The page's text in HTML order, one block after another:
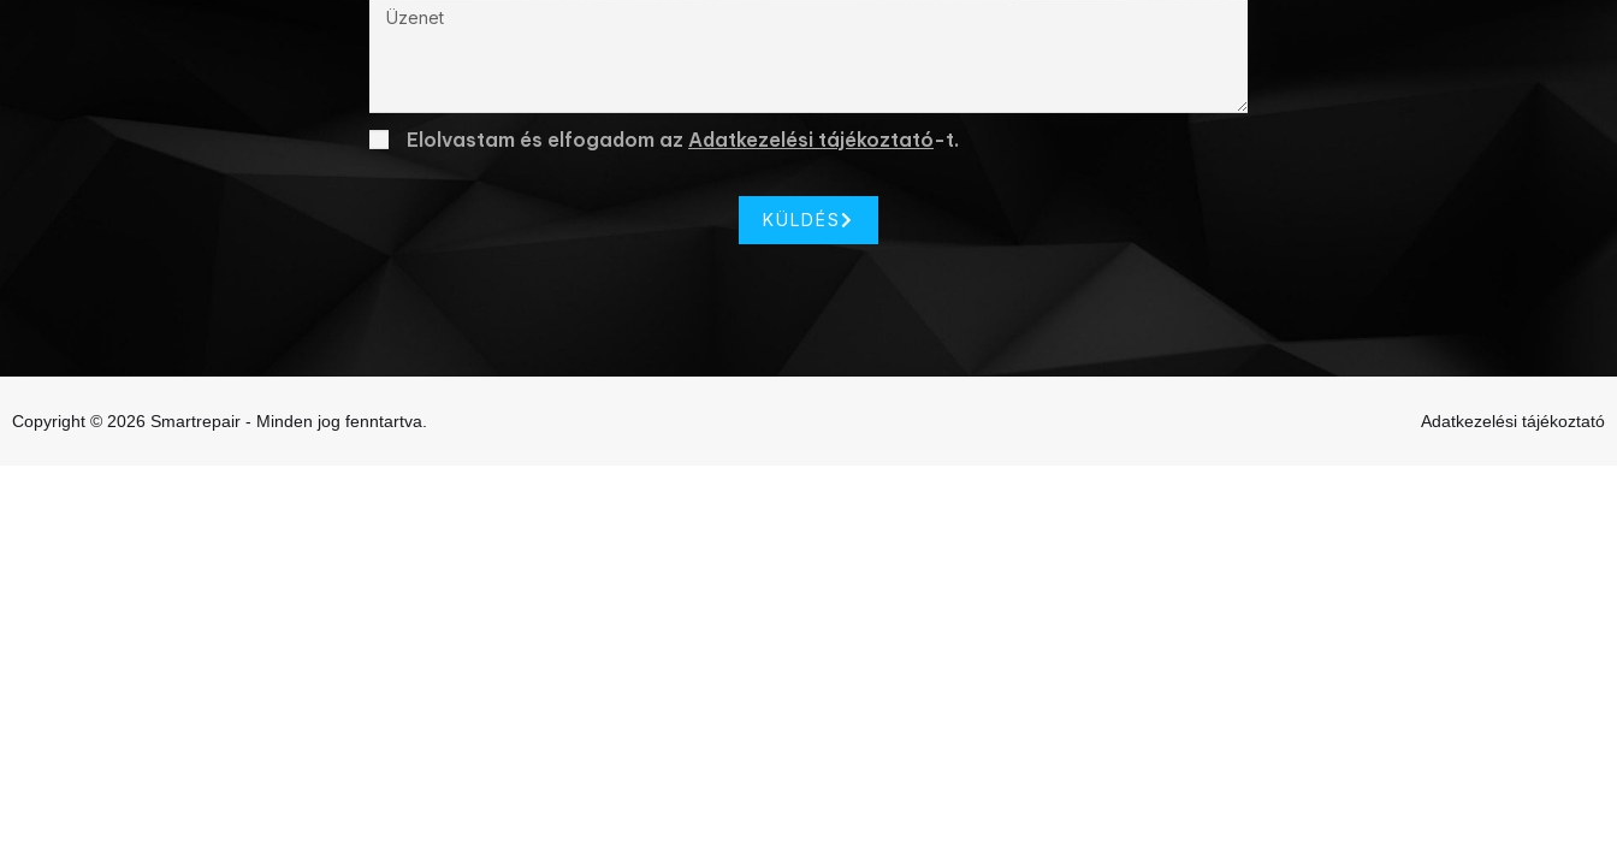
Elolvastam és elfogadom az Adatkezelési tájékoztató-t.
KÜLDÉS
Copyright © 2026 Smartrepair - Minden jog fenntartva. Adatkezelési tájékoztató